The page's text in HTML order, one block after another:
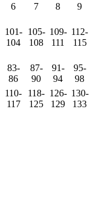
6 7 8
9
101-
104
105-
108
109-
111
112-
115
83-
86
87-
90
91-
94
95-
98
110-
117
118-
125
126-
129
130-
133